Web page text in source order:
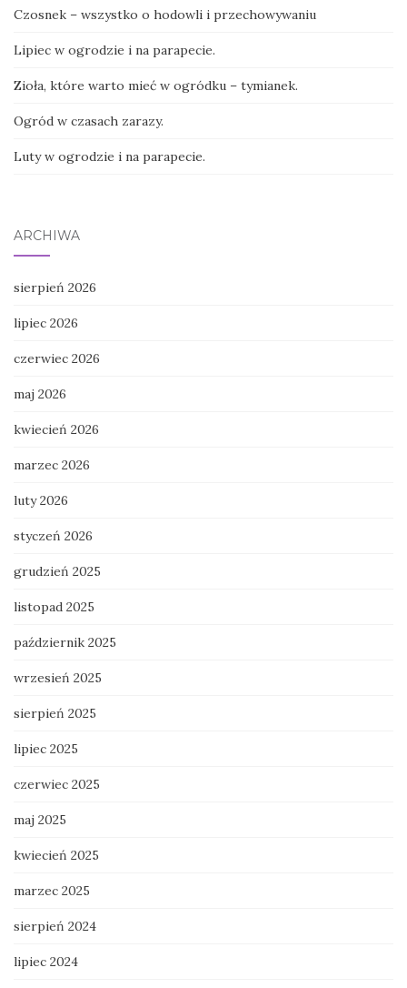
Czosnek – wszystko o hodowli i przechowywaniu
Lipiec w ogrodzie i na parapecie.
Zioła, które warto mieć w ogródku – tymianek.
Ogród w czasach zarazy.
Luty w ogrodzie i na parapecie.
ARCHIWA
sierpień 2026
lipiec 2026
czerwiec 2026
maj 2026
kwiecień 2026
marzec 2026
luty 2026
styczeń 2026
grudzień 2025
listopad 2025
październik 2025
wrzesień 2025
sierpień 2025
lipiec 2025
czerwiec 2025
maj 2025
kwiecień 2025
marzec 2025
sierpień 2024
lipiec 2024